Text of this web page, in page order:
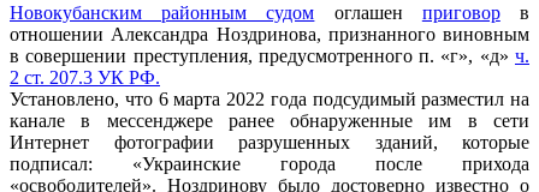
Новокубанским районным судом оглашен приговорв
отношении Александра Ноздринова, признанного виновным
в совершении преступления, предусмотренного п. «г», «д» ч.
2 ст. 207.3 УК РФ.
Установлено, что 6 марта 2022 года подсудимый разместил на
канале в мессенджере ранее обнаруженные им в сети
Интернет фотографии разрушенных зданий, которые
подписал: «Украинские города после прихода
«освободителей». Ноздринову было достоверно известно о